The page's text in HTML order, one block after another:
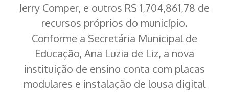
Jerry Comper, e outros R$ 1,704,861,78 de
recursos próprios do município.
Conforme a Secretária Municipal de
Educação, Ana Luzia de Liz, a nova
instituição de ensino conta com placas
modulares e instalação de lousa digital